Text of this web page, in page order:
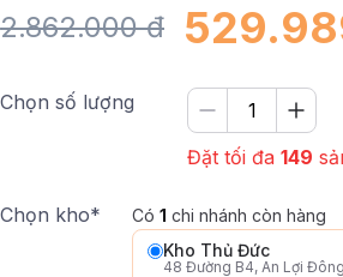
2.862.000đ
Chọn số lượng
Đặt tối đa 149
Chọn kho* Có 1 chi nhánh còn hàng
Kho Thủ Đức
48 Đường B4, An Lợi